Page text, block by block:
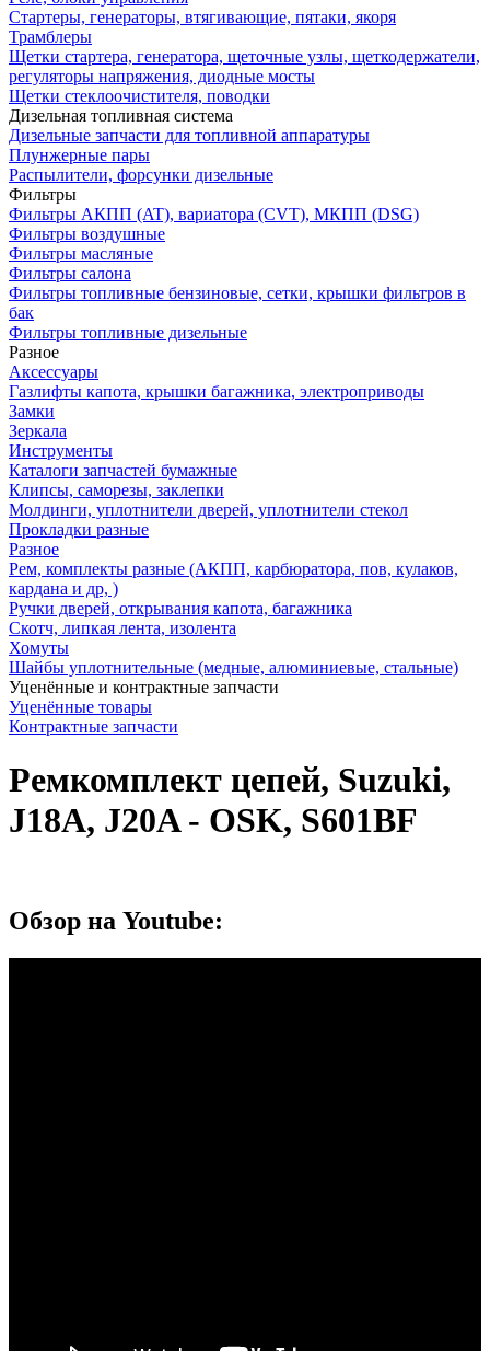
Стартеры, генераторы, втягивающие, пятаки, якоря
Трамблеры
Щетки стартера, генератора, щеточные узлы, щеткодержатели,
регуляторы напряжения, диодные мосты
Щетки стеклоочистителя, поводки
Дизельная топливная система
Дизельные запчасти для топливной аппаратуры
Плунжерные пары
Распылители, форсунки дизельные
Фильтры
Фильтры АКПП (AT), вариатора (CVT), МКПП (DSG)
Фильтры воздушные
Фильтры масляные
Фильтры салона
Фильтры топливные бензиновые, сетки, крышки фильтров в
бак
Фильтры топливные дизельные
Разное
Аксесcуары
Газлифты капота, крышки багажника, электроприводы
Замки
Зеркала
Инструменты
Каталоги запчастей бумажные
Клипсы, саморезы, заклепки
Молдинги, уплотнители дверей, уплотнители стекол
Прокладки разные
Разное
Рем, комплекты разные (АКПП, карбюратора, пов, кулаков,
кардана и др, )
Ручки дверей, открывания капота, багажника
Скотч, липкая лента, изолента
Хомуты
Шайбы уплотнительные (медные, алюминиевые, стальные)
Уценённые и контрактные запчасти
Уценённые товары
Контрактные запчасти
Ремкомплект цепей, Suzuki,
J18A, J20A - OSK, S601BF
Обзор на Youtube: